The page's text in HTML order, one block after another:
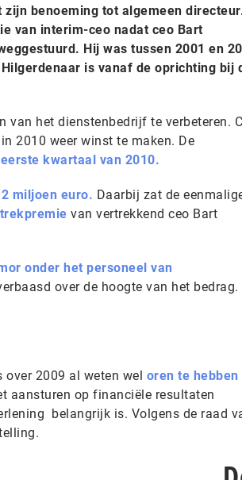
benoeming tot algemeen
van interim-ceo nadat ceo Bart
Hij was tussen 2001 en
is vanaf de oprichting bij
van het dienstenbedrijf te verbeteren.
2010 weer winst te maken. De
kwartaal van 2010.
miljoen euro. Daarbij zat de
van vertrekkend ceo Bart
onder het personeel van
over de hoogte van het bedrag.
2009 al weten wel oren te hebben
aansturen op financiële resultaten
belangrijk is. Volgens de raad